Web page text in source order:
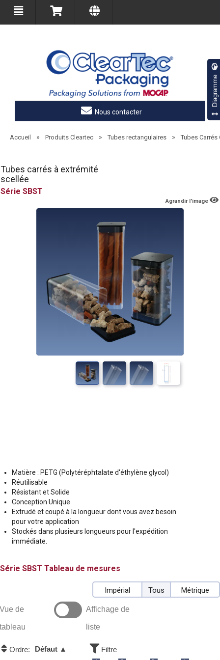
Nous contacter
Accueil » Produits Cleartec » Tubes rectangulaires » Tubes Carrés
Tubes carrés à extrémité
scellée
SBST
Agrandir l'image
Matière : PETG (Polytéréphtalate d'éthylène glycol)
Réutilisable
Résistant et Solide
Conception Unique
Extrudé et coupé à la longueur dont vous avez besoin
pour votre application
Stockés dans plusieurs longueurs pour l'expédition
immédiate.
SBST Tableau de mesures
Impérial Tous Métrique
Vue de
tableau
Affichage de
liste
Ordre: Défaut ▲ Filtre
Diagramme